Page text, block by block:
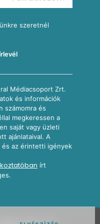
szeretnél
Médiacsoport Zrt.
és információk
számomra és
megkeressen a
saját vagy üzleti
ajánlataival. A
és az érintetti igények
írt